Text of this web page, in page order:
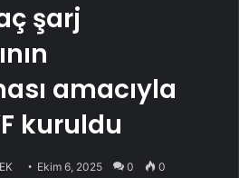
şarj
amacıyla
kuruldu
Ekim 6, 2025 0 0